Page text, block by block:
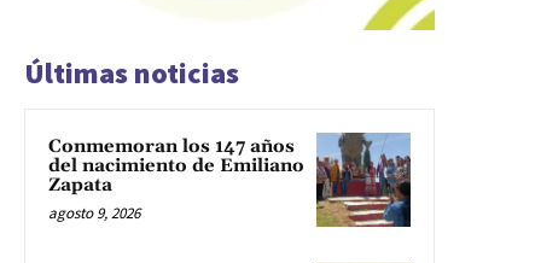
Últimas noticias
Conmemoran los 147 años
del nacimiento de Emiliano
Zapata
agosto 9, 2026